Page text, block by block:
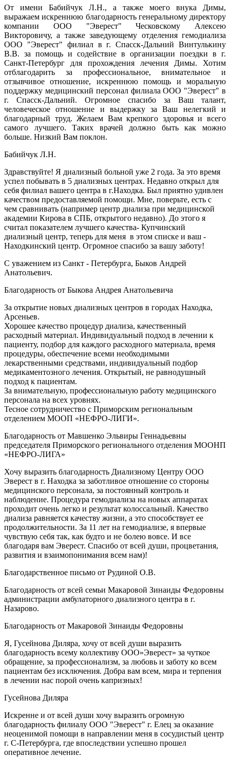
От имени Бабийчук Л.Н., а также моего внука Димы,
выражаем искреннюю благодарность генеральному директору
компании ООО "Эверест" Ческовскому Алексею
Викторовичу, а также заведующему отделения гемодиализа
ООО "Эверест" филиал в г. Спасск-Дальний Винтулькину
В.В. за помощь и содействие в организации поездки в г.
Санкт-Петербург для прохождения лечения Димы. Хотим
отблагодарить за профессиональное, внимательное и
отзывчивое отношение, искреннюю помощь и моральную
поддержку медицинский персонал филиала ООО "Эверест" в
г. Спасск-Дальний. Огромное спасибо за Ваш талант,
человеческое отношение и выдержку за Ваш нелегкий и
благодарный труд. Желаем Вам крепкого здоровья и всего
самого лучшего. Таких врачей должно быть как можно
больше. Низкий Вам поклон.
Бабийчук Л.Н.
Здравствуйте! Я диализный больной уже 2 года. За это время
успел побывать в 5 диализных центрах. Недавно открыл для
себя филиал вашего центра в г.Находка. Был приятно удивлен
качеством предоставляемой помощи. Мне, поверьте, есть с
чем сравнивать (например центр диализа при медицинской
академии Кирова в СПБ, открытого недавно). До этого я
считал показателем лучшего качества- Купчинский
диализный центр, теперь для меня в этом списке и ваш -
Находкинский центр. Огромное спасибо за вашу заботу!
С уважением из Санкт - Петербурга, Быков Андрей
Анатольевич.
Благодарность от Быкова Андрея Анатольевича
За открытие новых диализных центров в городах Находка,
Арсеньев.
Хорошее качество процедур диализа, качественный
расходный материал. Индивидуальный подход в лечении к
пациенту, подбор для каждого расходного материала, время
процедуры, обеспечение всеми необходимыми
лекарственными средствами, индивидуальный подбор
медикаментозного лечения. Открытый, не равнодушный
подход к пациентам.
За внимательную, профессиональную работу медицинского
персонала на всех уровнях.
Тесное сотрудничество с Приморским региональным
отделением МООП «НЕФРО-ЛИГИ».
Благодарность от Мавшенко Эльвиры Геннадьевны
председателя Приморского регионального отделения МООНП
«НЕФРО-ЛИГА»
Хочу выразить благодарность Диализному Центру ООО
Эверест в г. Находка за заботливое отношение со стороны
медицинского персонала, за постоянный контроль и
наблюдение. Процедура гемодиализа на новых аппаратах
проходит очень легко и результат колоссальный. Качество
диализа равняется качеству жизни, а это способствует ее
продолжительности. За 11 лет на гемодиализе, я впервые
чувствую себя так, как будто и не болею вовсе. И все
благодаря вам Эверест. Спасибо от всей души, процветания,
развития и взаимопонимания всем нам)!
Благодарственное письмо от Рудиной О.В.
Благодарность от всей семьи Макаровой Зинаиды Федоровны
администрации амбулаторного диализного центра в г.
Назарово.
Благодарность от Макаровой Зинаиды Федоровны
Я, Гусейнова Диляра, хочу от всей души выразить
благодарность всему коллективу ООО»Эверест» за чуткое
обращение, за профессионализм, за любовь и заботу ко всем
пациентам без исключения. Добра вам всем, мира и терпения
в лечении нас порой очень капризных!
Гусейнова Диляра
Искренне и от всей души хочу выразить огромную
благодарность филиалу ООО "Эверест" г. Елец за оказание
неоценимой помощи в направлении меня в сосудистый центр
г. С-Петербурга, где впоследствии успешно прошел
оперативное лечение.